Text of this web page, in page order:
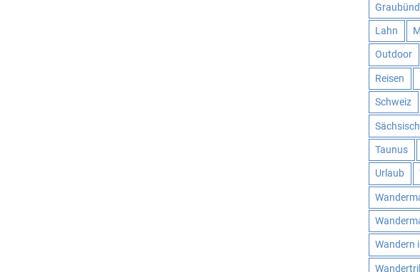
Lahn
Outdoor
Reisen
Schweiz
Taunus
Urlaub
Wandern